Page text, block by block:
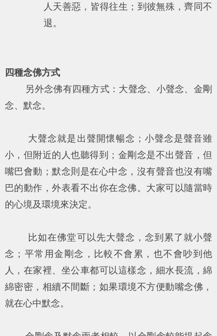
人天善惡，皆得往生；到彼無殊，齊同不
退。
四種念佛方式
另外念佛有四種方式：大聲念、小聲念、金剛
念、默念。
大聲念就是出聲開懷暢念；小聲念是聲音雖
小，但附近的人也聽得到；金剛念是不出聲音，但
嘴巴會動；默念則是在心中念，沒有聲音也沒有嘴
巴的動作，外表看不出你在念佛。大家可以隨當時
的心境及環境來決定。
比如在佛堂可以先大聲念，念到累了就小聲
念；平常用金剛念，比較不會累，也不會吵到他
人，在家裡、坐公車都可以這樣念，細水長流，綿
綿密密，相續不間斷；如果環境不方便動嘴念佛，
就在心中默念。